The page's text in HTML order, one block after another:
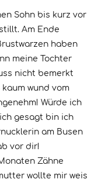
Sohn bis kurz vor
Am Ende
haben
meine Tochter
nicht bemerkt
wund vom
Würde ich
gesagt bin ich
am Busen
vor dir!
Zähne
wollte mir weis